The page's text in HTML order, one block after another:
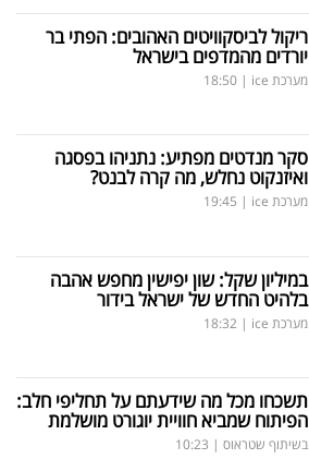
ריקול לביסקוויטים האהובים: הפתי בר
יורדים מהמדפים בישראל
מערכת ice |
18:50
סקר מנדטים מפתיע: נתניהו בפסגה
ואיזנקוט נחלש, מה קרה לבנט?
מערכת ice |
19:45
במיליון שקל: שון יפישין מחפש אהבה
בלהיט החדש של ישראל בידור
מערכת ice |
18:32
תשכחו מכל מה שידעתם על תחליפי חלב:
הפיתוח שמביא חוויית יוגורט מושלמת
בשיתוף שטראוס |
10:23